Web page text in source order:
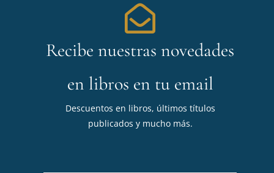
Recibe nuestras novedades
en libros en tu email
Descuentos en libros, últimos títulos
publicados y mucho más.